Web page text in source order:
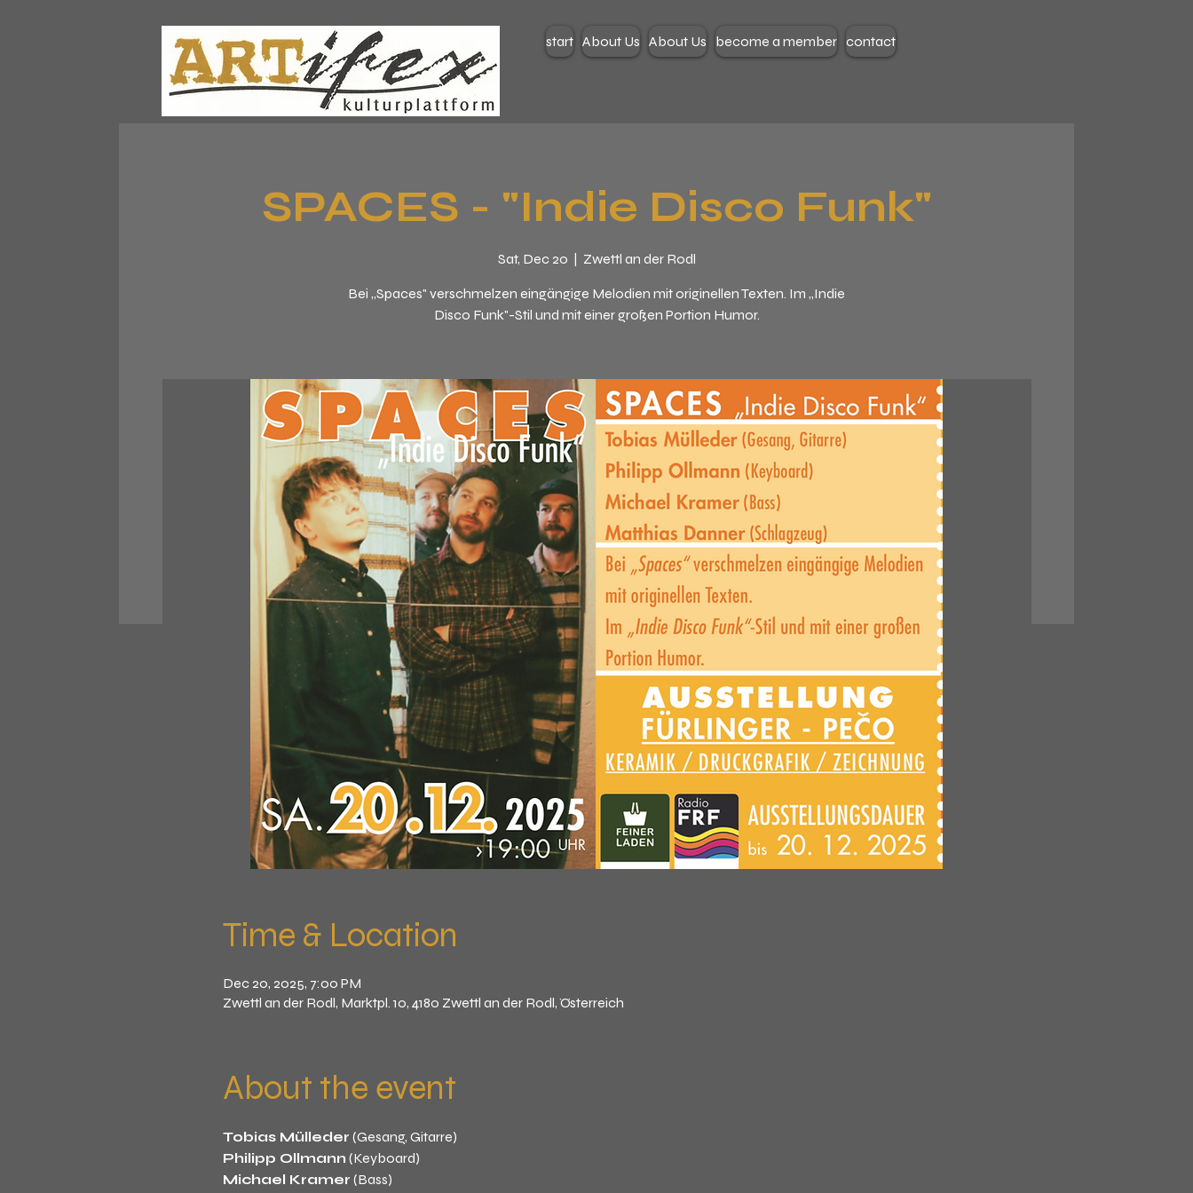
start About Us About Us become a member contact
SPACES - "Indie Disco Funk"
Sat, Dec 20
  |
Zwettl an der Rodl
Bei „Spaces" verschmelzen eingängige Melodien mit originellen Texten. Im „Indie
Disco Funk"-Stil und mit einer großen Portion Humor.
Time & Location
Dec 20, 2025, 7:00 PM
Zwettl an der Rodl, Marktpl. 10, 4180 Zwettl an der Rodl, Österreich
About the event
Tobias Mülleder (Gesang, Gitarre)
Philipp Ollmann (Keyboard)
Michael Kramer (Bass)